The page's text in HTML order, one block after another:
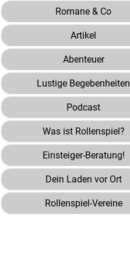
Romane & Co
Artikel
Abenteuer
Lustige Begebenheiten
Podcast
Was ist Rollenspiel?
Einsteiger-Beratung!
Dein Laden vor Ort
Rollenspiel-Vereine